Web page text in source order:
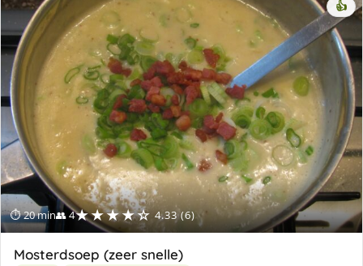
⏱ 20 min👥 4★★★★☆ 4.33 (6)
👍
Mosterdsoep (zeer snelle)